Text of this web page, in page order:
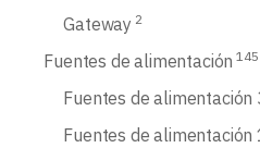
Gateway 2
Fuentes de alimentación 145
Fuentes de alimentación
Fuentes de alimentación